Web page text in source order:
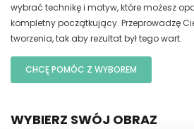
wybrać technikę i motyw, które możesz
kompletny początkujący. Przeprowadzę
tworzenia, tak aby rezultat był tego wart.
CHCĘ POMÓC Z WYBOREM
WYBIERZ SWÓJ OBRAZ